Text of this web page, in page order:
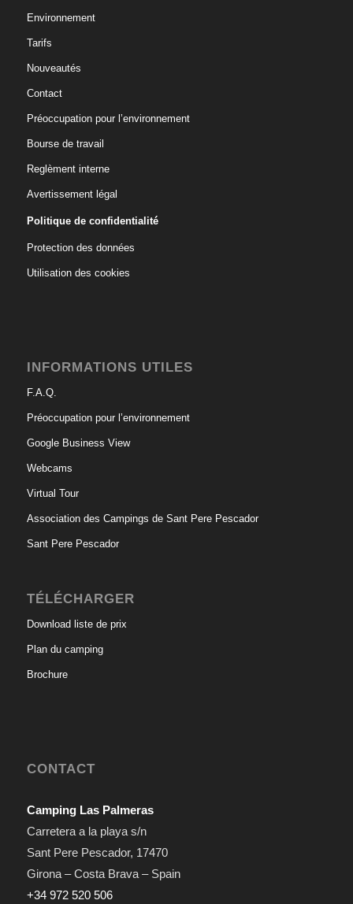
Environnement
Tarifs
Nouveautés
Contact
Préoccupation pour l’environnement
Bourse de travail
Reglèment interne
Avertissement légal
Politique de confidentialité
Protection des données
Utilisation des cookies
INFORMATIONS UTILES
F.A.Q.
Préoccupation pour l’environnement
Google Business View
Webcams
Virtual Tour
Association des Campings de Sant Pere Pescador
Sant Pere Pescador
TÉLÉCHARGER
Download liste de prix
Plan du camping
Brochure
CONTACT
Camping Las Palmeras
Carretera a la playa s/n
Sant Pere Pescador, 17470
Girona – Costa Brava – Spain
+34 972 520 506